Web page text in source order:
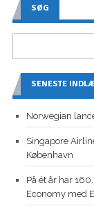
SØG
SENESTE
Norwegian
Singapore
København
På ét år har
Economy med